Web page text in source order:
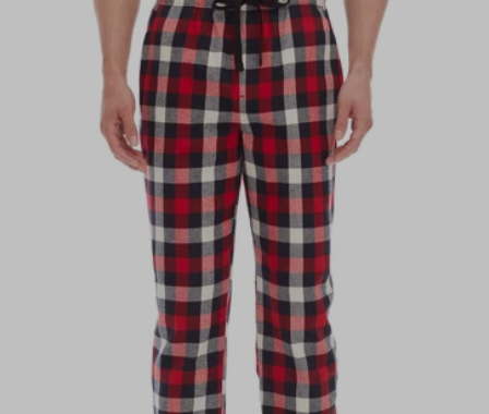
Alfabéticamente, A-Z
Alfabéticamente, Z-A
Precio, menor a mayor
Precio, mayor a menor
Fecha: antiguo(a) a reciente
Fecha: reciente a antiguo(a)